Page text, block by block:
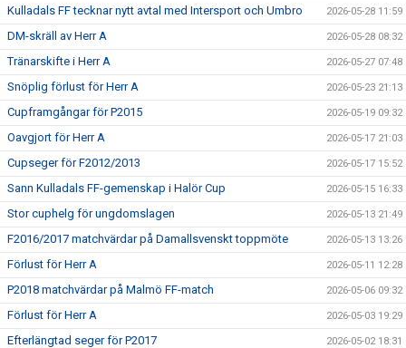
Kulladals FF tecknar nytt avtal med Intersport och Umbro 2026-05-28 11:59
DM-skräll av Herr A 2026-05-28 08:32
Tränarskifte i Herr A 2026-05-27 07:48
Snöplig förlust för Herr A 2026-05-23 21:13
Cupframgångar för P2015 2026-05-19 09:32
Oavgjort för Herr A 2026-05-17 21:03
Cupseger för F2012/2013 2026-05-17 15:52
Sann Kulladals FF-gemenskap i Halör Cup 2026-05-15 16:33
Stor cuphelg för ungdomslagen 2026-05-13 21:49
F2016/2017 matchvärdar på Damallsvenskt toppmöte 2026-05-13 13:26
Förlust för Herr A 2026-05-11 12:28
P2018 matchvärdar på Malmö FF-match 2026-05-06 09:32
Förlust för Herr A 2026-05-03 19:29
Efterlängtad seger för P2017 2026-05-02 18:31